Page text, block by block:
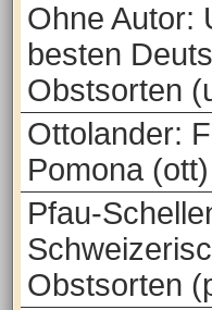
Ohne Autor:
besten
Obstsorten
Ottolander:
Pomona (ott)
Pfau-
Obstsorten